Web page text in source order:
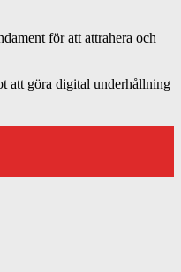
för att attrahera och
att göra digital underhållning